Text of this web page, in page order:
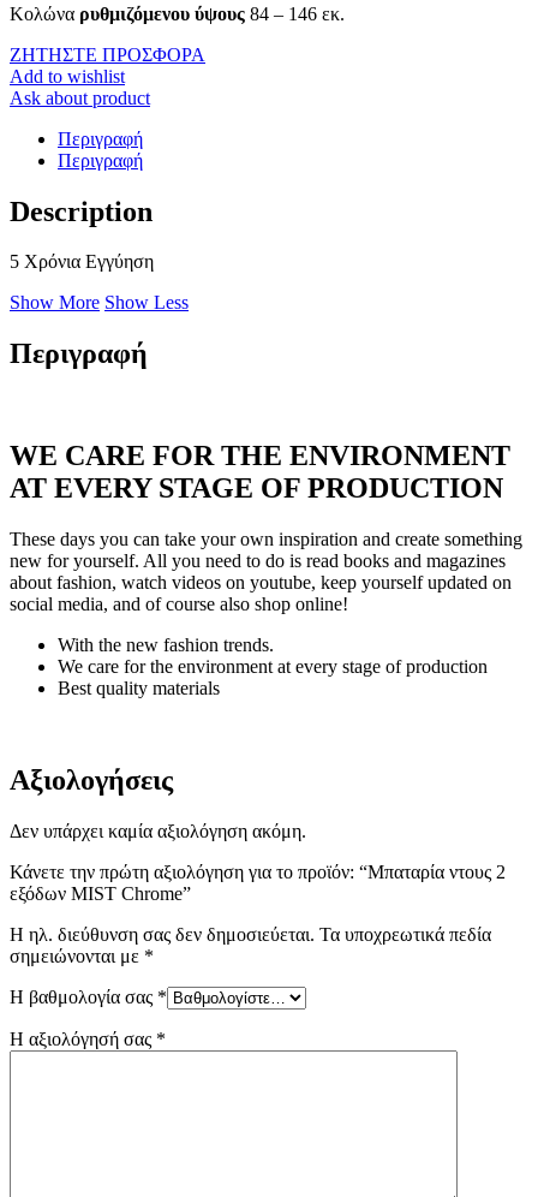
Κολώνα ρυθμιζόμενου ύψους 84 – 146 εκ.
ΖΗΤΗΣΤΕ ΠΡΟΣΦΟΡΑ
Add to wishlist
Ask about product
Περιγραφή
Περιγραφή
Description
5 Χρόνια Εγγύηση
Show More Show Less
Περιγραφή
WE CARE FOR THE ENVIRONMENT
AT EVERY STAGE OF PRODUCTION
These days you can take your own inspiration and create something
new for yourself. All you need to do is read books and magazines
about fashion, watch videos on youtube, keep yourself updated on
social media, and of course also shop online!
With the new fashion trends.
We care for the environment at every stage of production
Best quality materials
Αξιολογήσεις
Δεν υπάρχει καμία αξιολόγηση ακόμη.
Κάνετε την πρώτη αξιολόγηση για το προϊόν: “Μπαταρία ντους 2
εξόδων MIST Chrome”
Η ηλ. διεύθυνση σας δεν δημοσιεύεται. Τα υποχρεωτικά πεδία
σημειώνονται με *
Η βαθμολογία σας *
Η αξιολόγησή σας *